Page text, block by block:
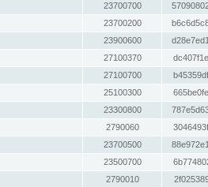
23700700
23700200
23900600
27100370
27100700
25100300
23300800
2790060
23700500
23500700
2790010